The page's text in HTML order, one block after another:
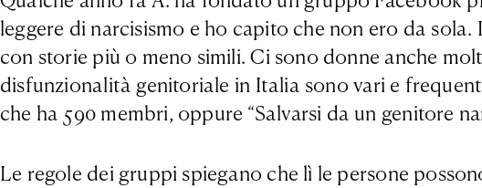
leggere di narcisismo e ho capito che non ero da
con storie più o meno simili. Ci sono donne anche
disfunzionalità genitoriale in Italia sono vari e
che ha 590 membri, oppure “Salvarsi da un genitore
Le regole dei gruppi spiegano che lì le persone